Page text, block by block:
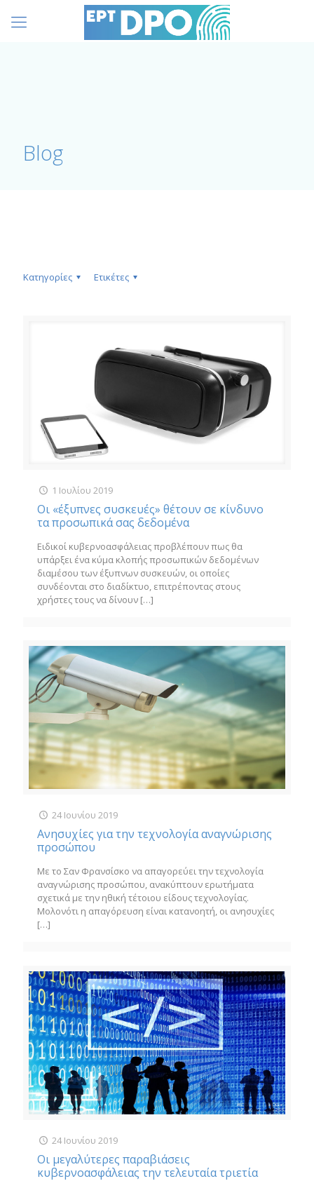
Blog
Κατηγορίες Ετικέτες
1 Ιουλίου 2019
Οι «έξυπνες συσκευές» θέτουν σε κίνδυνο
τα προσωπικά σας δεδομένα
Ειδικοί κυβερνοασφάλειας προβλέπουν πως θα
υπάρξει ένα κύμα κλοπής προσωπικών δεδομένων
διαμέσου των έξυπνων συσκευών, οι οποίες
συνδέονται στο διαδίκτυο, επιτρέποντας στους
χρήστες τους να δίνουν […]
24 Ιουνίου 2019
Ανησυχίες για την τεχνολογία αναγνώρισης
προσώπου
Με το Σαν Φρανσίσκο να απαγορεύει την τεχνολογία
αναγνώρισης προσώπου, ανακύπτουν ερωτήματα
σχετικά με την ηθική τέτοιου είδους τεχνολογίας.
Μολονότι η απαγόρευση είναι κατανοητή, οι ανησυχίες
[…]
24 Ιουνίου 2019
Οι μεγαλύτερες παραβιάσεις
κυβερνοασφάλειας την τελευταία τριετία